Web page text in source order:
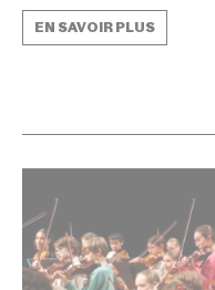
EN SAVOIR PLUS